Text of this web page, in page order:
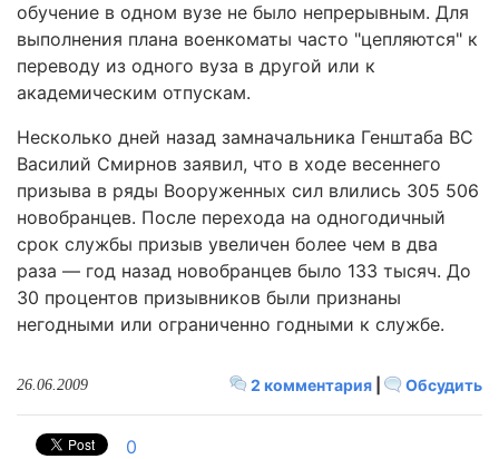
обучение в одном вузе не было непрерывным. Для
выполнения плана военкоматы часто "цепляются" к
переводу из одного вуза в другой или к
академическим отпускам.
Несколько дней назад замначальника Генштаба ВС
Василий Смирнов заявил, что в ходе весеннего
призыва в ряды Вооруженных сил влились 305 506
новобранцев. После перехода на одногодичный
срок службы призыв увеличен более чем в два
раза — год назад новобранцев было 133 тысяч. До
30 процентов призывников были признаны
негодными или ограниченно годными к службе.
2 комментария Обсудить
26.06.2009
0